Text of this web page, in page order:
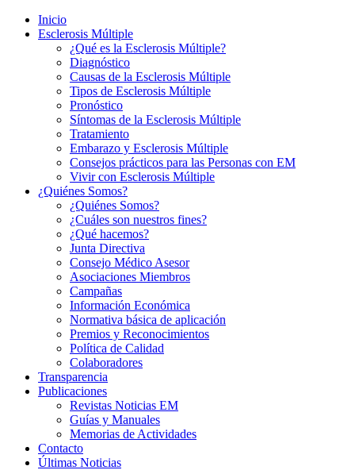
Inicio
Esclerosis Múltiple
¿Qué es la Esclerosis Múltiple?
Diagnóstico
Causas de la Esclerosis Múltiple
Tipos de Esclerosis Múltiple
Pronóstico
Síntomas de la Esclerosis Múltiple
Tratamiento
Embarazo y Esclerosis Múltiple
Consejos prácticos para las Personas con EM
Vivir con Esclerosis Múltiple
¿Quiénes Somos?
¿Quiénes Somos?
¿Cuáles son nuestros fines?
¿Qué hacemos?
Junta Directiva
Consejo Médico Asesor
Asociaciones Miembros
Campañas
Información Económica
Normativa básica de aplicación
Premios y Reconocimientos
Política de Calidad
Colaboradores
Transparencia
Publicaciones
Revistas Noticias EM
Guías y Manuales
Memorias de Actividades
Contacto
Últimas Noticias